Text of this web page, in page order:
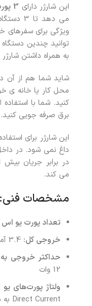
این شارژر دارای 3 پورت USB مجزا
می دهد تا 3 دستگاه را
ویژگی برای سفرهای
توانید چندین
به همراه داشتن
شاید شما هم از آن
محل کار یا خانه ی
کنید. شما با
برق صرفه جویی کنید.
این شارژر برای
داغ نمی شود. در
در برابر جریان
می کند.
مشخصات فنی:
تعداد پورت یو
خروجی کل:
حداکثر خروجی
12 وات
ولتاژ پورت‌های
Direct Current به معنی جریان مستقیم)*